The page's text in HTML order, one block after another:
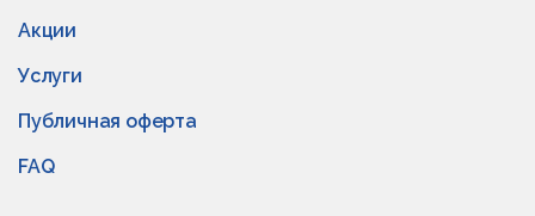
Акции
Услуги
Публичная оферта
FAQ